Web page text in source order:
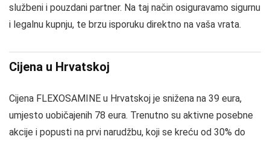
službeni i pouzdani partner. Na taj način osiguravamo sigurnu
i legalnu kupnju, te brzu isporuku direktno na vaša vrata.
Cijena u Hrvatskoj
Cijena FLEXOSAMINE u Hrvatskoj je snižena na 39 eura,
umjesto uobičajenih 78 eura. Trenutno su aktivne posebne
akcije i popusti na prvi narudžbu, koji se kreću od 30% do